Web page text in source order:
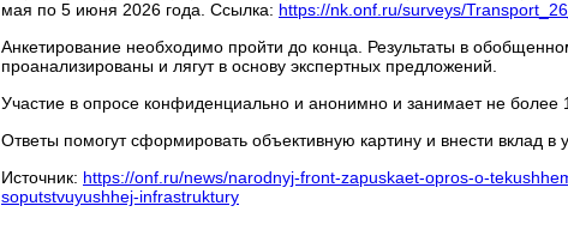
мая по 5 июня 2026 года. Ссылка: https://nk.onf.ru/surveys/
Анкетирование необходимо пройти до конца. Результаты в
проанализированы и лягут в основу экспертных предложений.
Участие в опросе конфиденциально и анонимно и занимает не более
Ответы помогут сформировать объективную картину и внести вклад в
Источник: https://onf.ru/news/narodnyj-front-zapuskaet-opros-o-
soputstvuyushhej-infrastruktury